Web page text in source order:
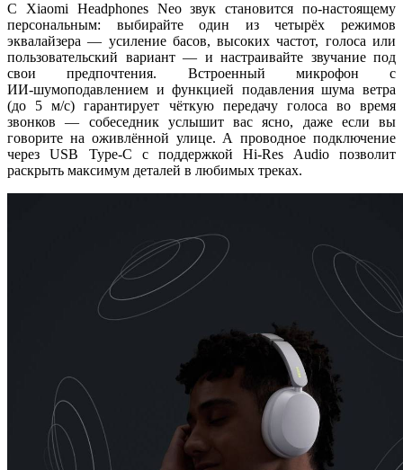
С Xiaomi Headphones Neo звук становится по-настоящему
персональным: выбирайте один из четырёх режимов
эквалайзера — усиление басов, высоких частот, голоса или
пользовательский вариант — и настраивайте звучание под
свои предпочтения. Встроенный микрофон с
ИИ‑шумоподавлением и функцией подавления шума ветра
(до 5 м/с) гарантирует чёткую передачу голоса во время
звонков — собеседник услышит вас ясно, даже если вы
говорите на оживлённой улице. А проводное подключение
через USB Type‑C с поддержкой Hi‑Res Audio позволит
раскрыть максимум деталей в любимых треках.